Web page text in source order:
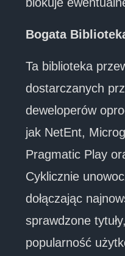
Bogata
Ta biblioteka
dostarczanych
deweloperów
jak NetEnt,
Pragmatic Play
Cyklicznie
dołączając
sprawdzone
popularność